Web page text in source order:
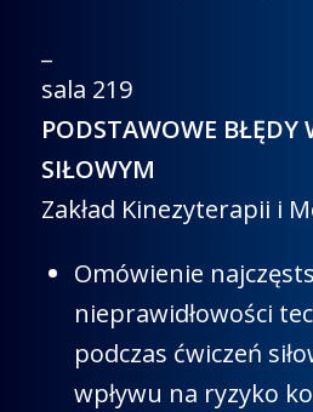
sala 219
PODSTAWOWE BŁĘDY
SIŁOWYM
Zakład Kinezyterapii i
Omówienie
nieprawidłowości
podczas ćwiczeń
wpływu na ryzyko